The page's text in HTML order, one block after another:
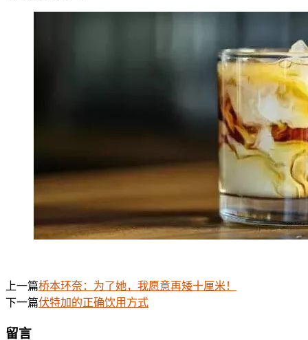
上一篇桥本环奈：为了她，我愿意再矮十厘米！
下一篇伏特加的正确饮用方式
留言